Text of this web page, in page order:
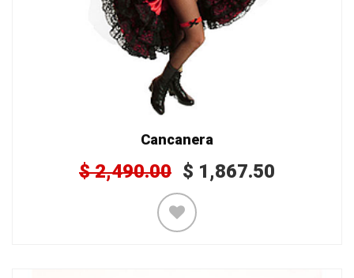
Cancanera
$2,490.00 $ 1,867.50